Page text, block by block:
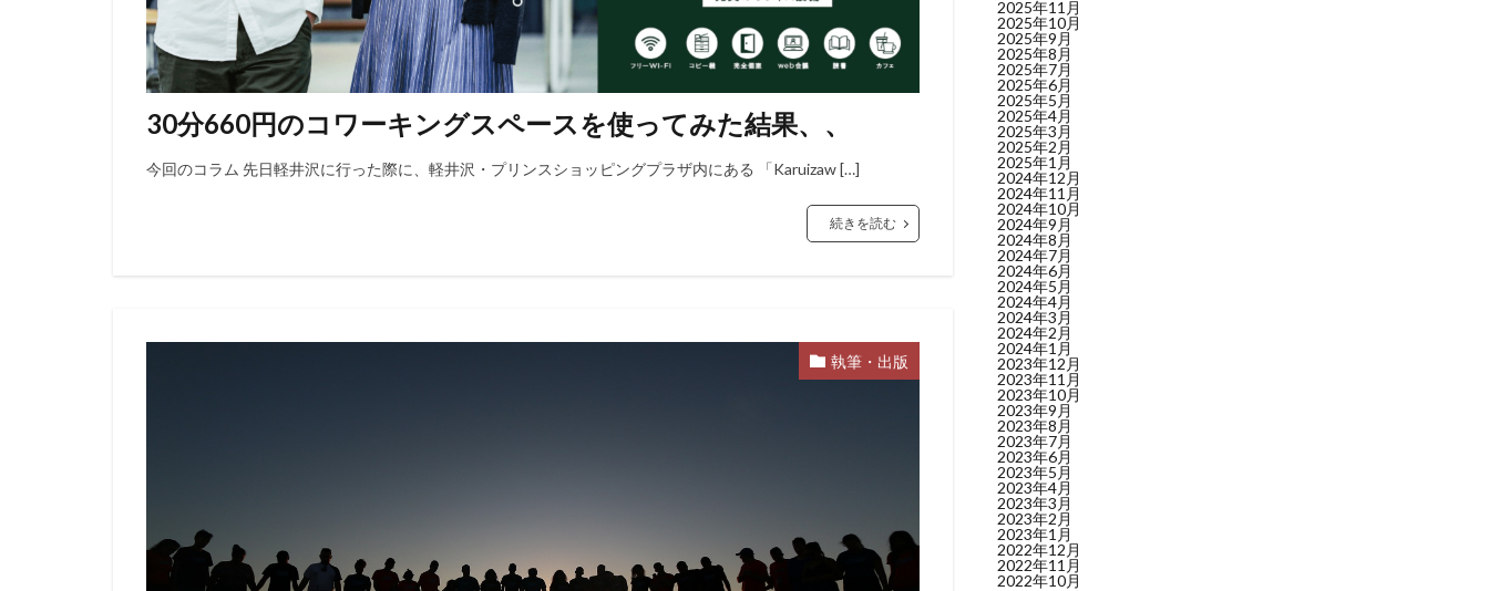
30分660円のコワーキングスペースを使ってみた結果、、
今回のコラム 先日軽井沢に行った際に、軽井沢・プリンスショッピングプラザ内にある 「Karuizaw […]
続きを読む
執筆・出版
2025年11月
2025年10月
2025年9月
2025年8月
2025年7月
2025年6月
2025年5月
2025年4月
2025年3月
2025年2月
2025年1月
2024年12月
2024年11月
2024年10月
2024年9月
2024年8月
2024年7月
2024年6月
2024年5月
2024年4月
2024年3月
2024年2月
2024年1月
2023年12月
2023年11月
2023年10月
2023年9月
2023年8月
2023年7月
2023年6月
2023年5月
2023年4月
2023年3月
2023年2月
2023年1月
2022年12月
2022年11月
2022年10月